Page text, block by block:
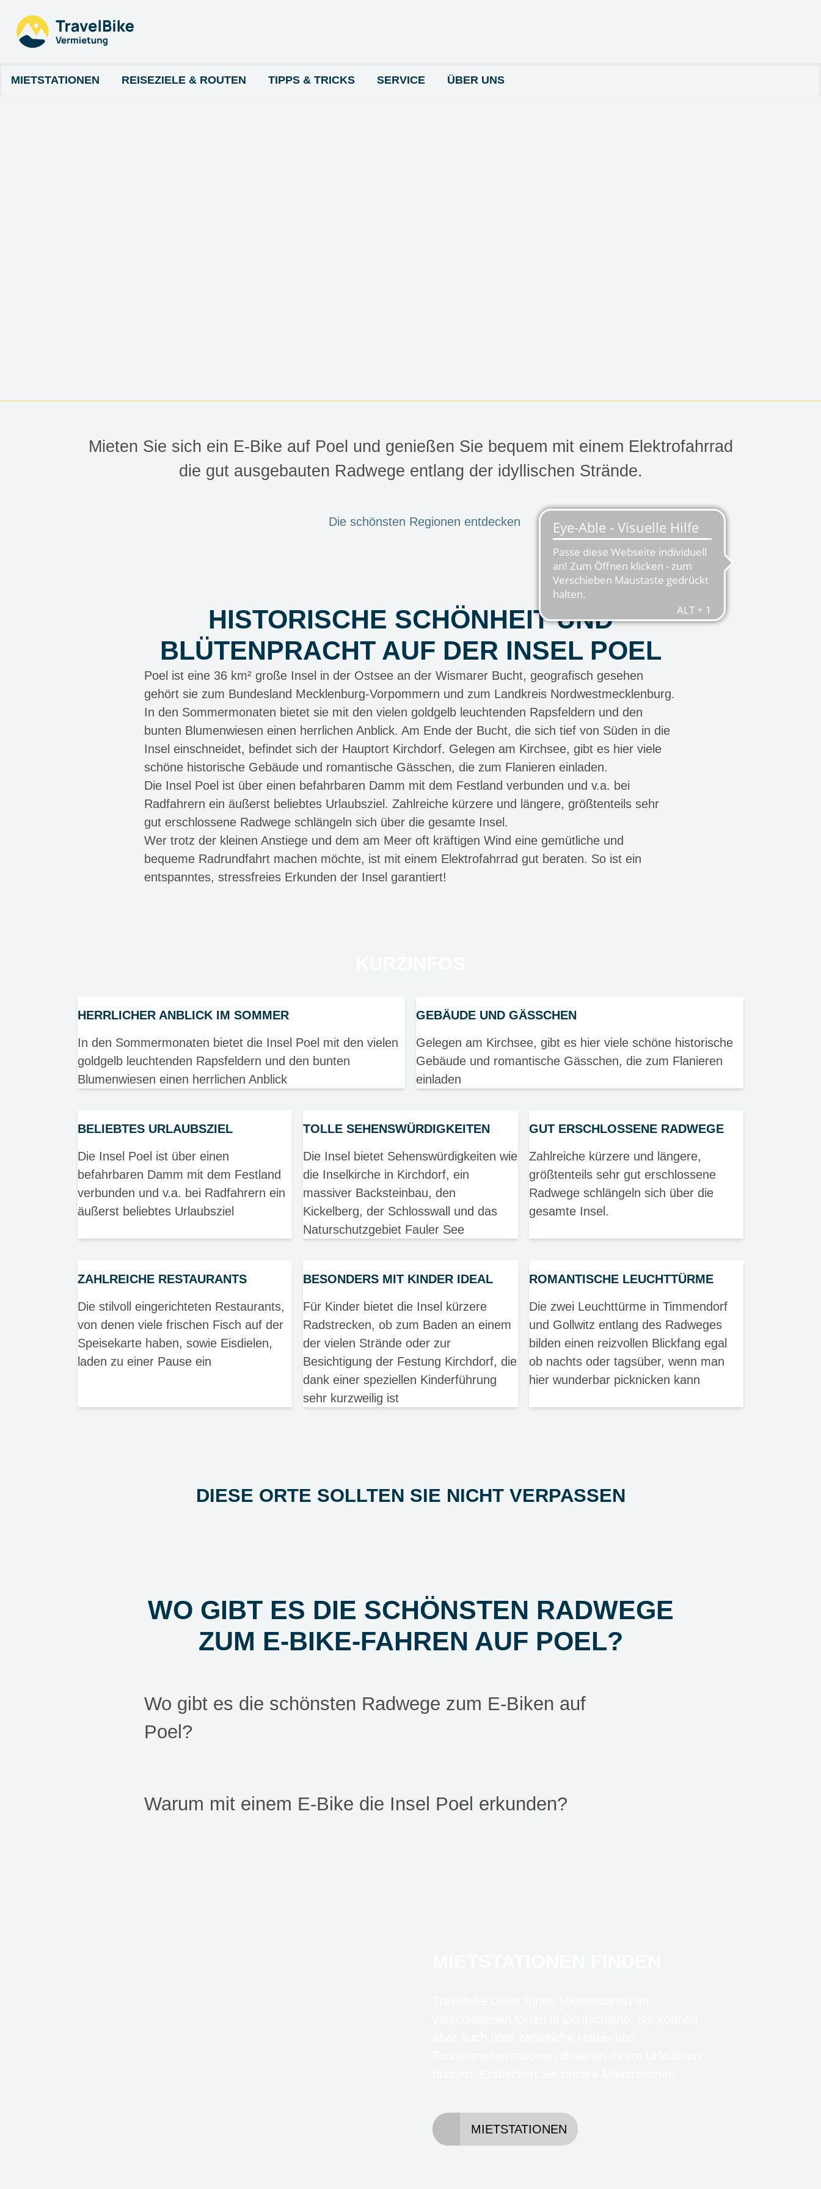
MIETSTATIONEN REISEZIELE & ROUTEN TIPPS & TRICKS SERVICE ÜBER UNS
POEL
Radfahren auf Poel – Mit E-Bikes immer ein Genuss
Mieten Sie sich ein E-Bike auf Poel und genießen Sie bequem mit einem Elektrofahrrad
die gut ausgebauten Radwege entlang der idyllischen Strände.
Die schönsten Regionen entdecken
HISTORISCHE SCHÖNHEIT UND
BLÜTENPRACHT AUF DER INSEL POEL
Poel ist eine 36 km² große Insel in der Ostsee an der Wismarer Bucht, geografisch gesehen
gehört sie zum Bundesland Mecklenburg-Vorpommern und zum Landkreis Nordwestmecklenburg.
In den Sommermonaten bietet sie mit den vielen goldgelb leuchtenden Rapsfeldern und den
bunten Blumenwiesen einen herrlichen Anblick. Am Ende der Bucht, die sich tief von Süden in die
Insel einschneidet, befindet sich der Hauptort Kirchdorf. Gelegen am Kirchsee, gibt es hier viele
schöne historische Gebäude und romantische Gässchen, die zum Flanieren einladen.
Die Insel Poel ist über einen befahrbaren Damm mit dem Festland verbunden und v.a. bei
Radfahrern ein äußerst beliebtes Urlaubsziel. Zahlreiche kürzere und längere, größtenteils sehr
gut erschlossene Radwege schlängeln sich über die gesamte Insel.
Wer trotz der kleinen Anstiege und dem am Meer oft kräftigen Wind eine gemütliche und
bequeme Radrundfahrt machen möchte, ist mit einem Elektrofahrrad gut beraten. So ist ein
entspanntes, stressfreies Erkunden der Insel garantiert!
HERRLICHER ANBLICK IM SOMMER
In den Sommermonaten bietet die Insel Poel mit den vielen
goldgelb leuchtenden Rapsfeldern und den bunten
Blumenwiesen einen herrlichen Anblick
GEBÄUDE UND GÄSSCHEN
Gelegen am Kirchsee, gibt es hier viele schöne historische
Gebäude und romantische Gässchen, die zum Flanieren
einladen
BELIEBTES URLAUBSZIEL
Die Insel Poel ist über einen
befahrbaren Damm mit dem Festland
verbunden und v.a. bei Radfahrern ein
äußerst beliebtes Urlaubsziel
TOLLE SEHENSWÜRDIGKEITEN
Die Insel bietet Sehenswürdigkeiten wie
die Inselkirche in Kirchdorf, ein
massiver Backsteinbau, den
Kickelberg, der Schlosswall und das
Naturschutzgebiet Fauler See
GUT ERSCHLOSSENE RADWEGE
Zahlreiche kürzere und längere,
größtenteils sehr gut erschlossene
Radwege schlängeln sich über die
gesamte Insel.
ZAHLREICHE RESTAURANTS
Die stilvoll eingerichteten Restaurants,
von denen viele frischen Fisch auf der
Speisekarte haben, sowie Eisdielen,
laden zu einer Pause ein
BESONDERS MIT KINDER IDEAL
Für Kinder bietet die Insel kürzere
Radstrecken, ob zum Baden an einem
der vielen Strände oder zur
Besichtigung der Festung Kirchdorf, die
dank einer speziellen Kinderführung
sehr kurzweilig ist
ROMANTISCHE LEUCHTTÜRME
Die zwei Leuchttürme in Timmendorf
und Gollwitz entlang des Radweges
bilden einen reizvollen Blickfang egal
ob nachts oder tagsüber, wenn man
hier wunderbar picknicken kann
DIESE ORTE SOLLTEN SIE NICHT VERPASSEN
WO GIBT ES DIE SCHÖNSTEN RADWEGE
ZUM E-BIKE-FAHREN AUF POEL?
Wo gibt es die schönsten Radwege zum E-Biken auf
Poel?
Warum mit einem E-Bike die Insel Poel erkunden?
MIETSTATIONEN